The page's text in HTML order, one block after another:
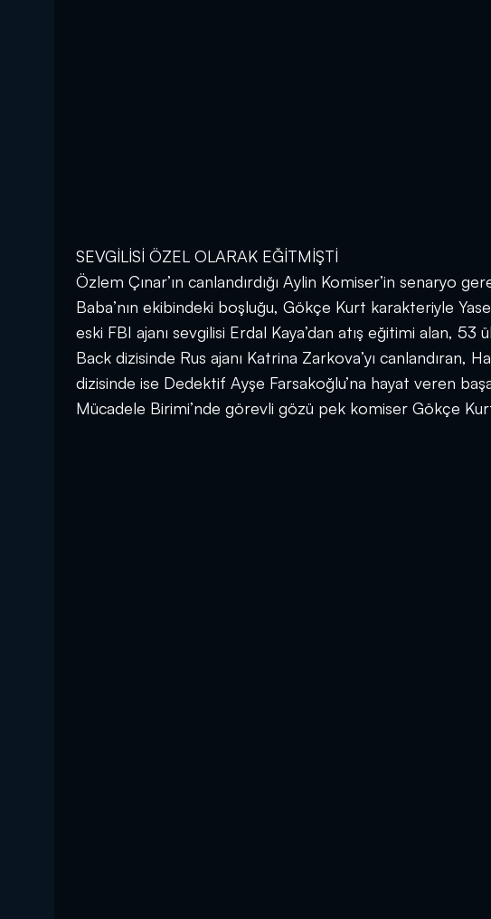
SEVGİLİSİ ÖZEL OLARAK EĞİTMİŞTİ
Özlem Çınar’ın canlandırdığı Aylin Komiser’in senaryo
Baba’nın ekibindeki boşluğu, Gökçe Kurt karakteriyle
eski FBI ajanı sevgilisi Erdal Kaya’dan atış eğitimi alan,
Back dizisinde Rus ajanı Katrina Zarkova’yı canlandıran,
dizisinde ise Dedektif Ayşe Farsakoğlu’na hayat veren
Mücadele Birimi’nde görevli gözü pek komiser Gökçe